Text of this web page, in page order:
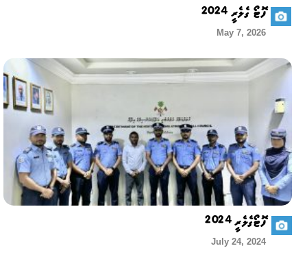
ފޮޓޯ ގެލެރީ 2024
May 7, 2026
ފޮޓޯގެލެރީ 2024
July 24, 2024